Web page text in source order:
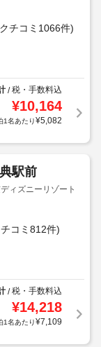
チコミ1066件)
/税・手数料込
¥10,164
1名あたり¥5,082
駅前
ィズニーリゾート
コミ812件)
/税・手数料込
¥14,218
1名あたり¥7,109